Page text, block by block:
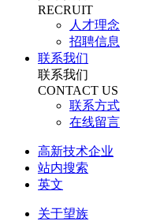
RECRUIT
人才理念
招聘信息
联系我们
联系我们
CONTACT US
联系方式
在线留言
高新技术企业
站内搜索
英文
关于望族